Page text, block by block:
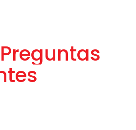
Preguntas